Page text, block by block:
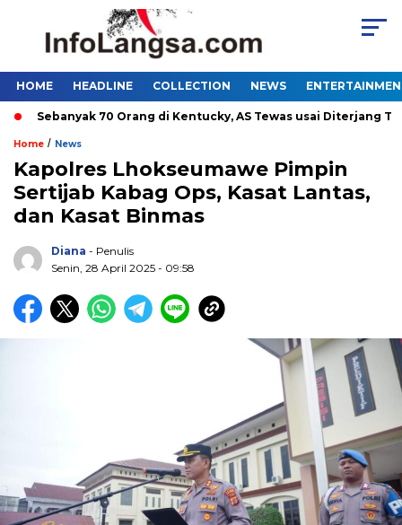
HOME HEADLINE COLLECTION NEWS
Sebanyak 70 Orang di Kentucky, AS Tewas usai Diterjang
Home / News
Kapolres Lhokseumawe Pimpin
Sertijab Kabag Ops, Kasat Lantas,
dan Kasat Binmas
Diana - Penulis
Senin, 28 April 2025 - 09:58